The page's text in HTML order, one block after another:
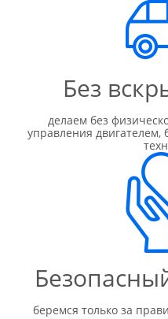
Без
делаем без
управления двигателем,
беремся только за